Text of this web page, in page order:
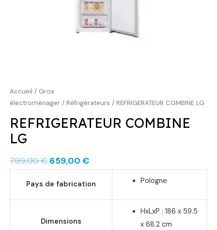
Accueil / Gros
électroménager / Réfrigérateurs / REFRIGERATEUR COMBINE LG
REFRIGERATEUR COMBINE
LG
799,00€ 659,00 €
Pays de fabrication Pologne
Dimensions
HxLxP : 186 x 59.5
x 68.2 cm